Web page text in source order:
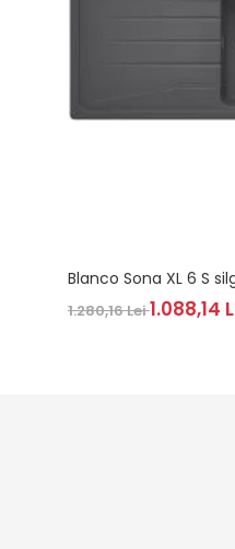
Blanco Sona XL 6 S
1.280,16 Lei1.088,14